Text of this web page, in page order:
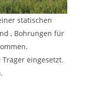
statischen
, Bohrungen für
Träger eingesetzt.